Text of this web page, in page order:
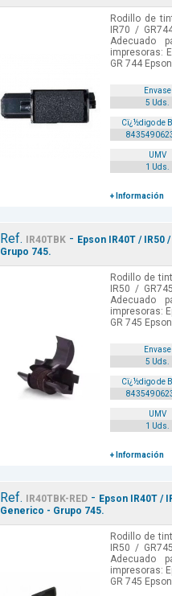
Rodillo de
IR70 /
Adecuado
impresoras:
GR 744
Envase
5 Uds.
Cï¿½digo de
UMV
1 Uds.
+ Información
Ref. IR40TBK- Epson IR40T / IR50
Grupo 745.
Rodillo de
IR50 /
Adecuado
impresoras:
GR 745
Envase
5 Uds.
Cï¿½digo de
UMV
1 Uds.
+ Información
Ref. IR40TBK-RED- Epson IR40T /
Generico - Grupo 745.
Rodillo de
IR50 /
Adecuado
impresoras:
GR 745